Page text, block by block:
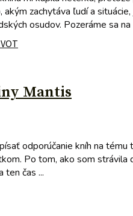
zachytáva ľudí a
osudov. Pozeráme sa
Mantis
odporúčanie kníh na
Po tom, ako som
ten čas ...